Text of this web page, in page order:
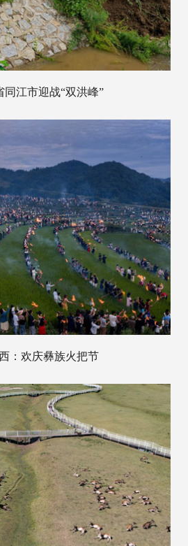
同江市迎战“双洪峰”
：欢庆彝族火把节